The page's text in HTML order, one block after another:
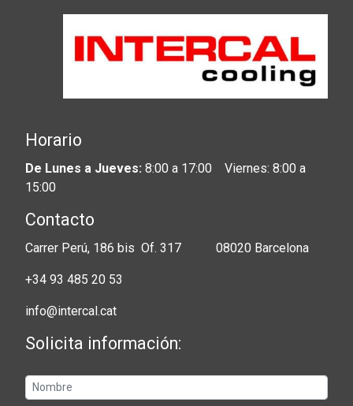
Horario
De Lunes a Jueves: 8:00 a 17:00 Viernes: 8:00 a
15:00
Contacto
Carrer Perú, 186 bis Of. 317 08020 Barcelona
+34 93 485 20 53
info@intercal.cat
Solicita información: